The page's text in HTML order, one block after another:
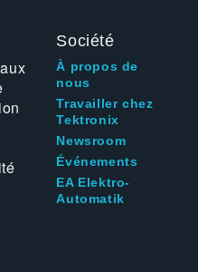
Société
À propos de
nous
Travailler chez
Tektronix
Newsroom
Événements
EA Elektro-
Automatik